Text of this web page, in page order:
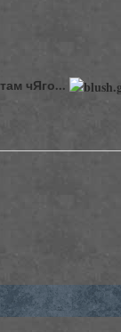
чЯго...